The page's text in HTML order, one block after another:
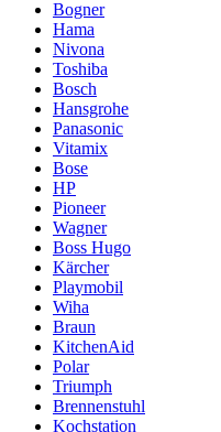
Bogner
Hama
Nivona
Toshiba
Bosch
Hansgrohe
Panasonic
Vitamix
Bose
HP
Pioneer
Wagner
Boss Hugo
Kärcher
Playmobil
Wiha
Braun
KitchenAid
Polar
Triumph
Brennenstuhl
Kochstation